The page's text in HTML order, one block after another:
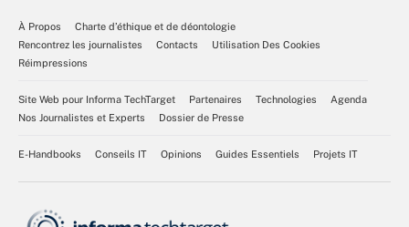
À Propos
Charte d’éthique et de déontologie
Rencontrez les journalistes
Contacts
Utilisation Des Cookies
Réimpressions
Site Web pour Informa TechTarget Partenaires Technologies
Agenda
Nos Journalistes et Experts
Dossier de Presse
E-Handbooks Conseils IT Opinions Guides Essentiels Projets IT